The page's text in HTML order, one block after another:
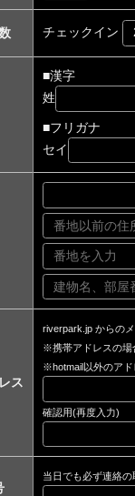
チェックイン
■漢字
姓
■フリガナ
セイ
ス
riverpark.jp からの
※携帯アドレスの場
※hotmail以外のア
確認用(再度入力)
当日でも必ず連絡